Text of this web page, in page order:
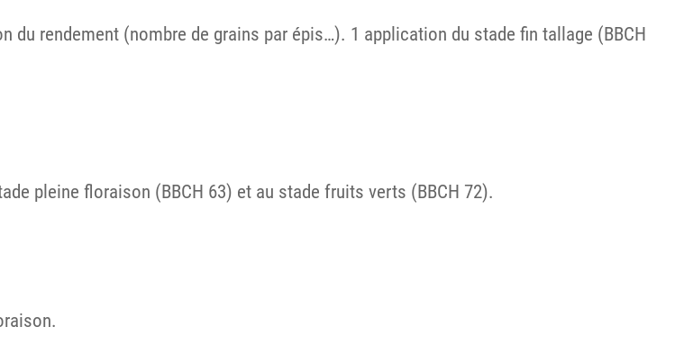
rendement (nombre de grains par épis…). 1 application du stade fin tallage (BBCH
pleine floraison (BBCH 63) et au stade fruits verts (BBCH 72).